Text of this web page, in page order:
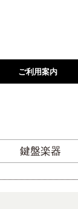
ご利用案内
鍵盤楽器